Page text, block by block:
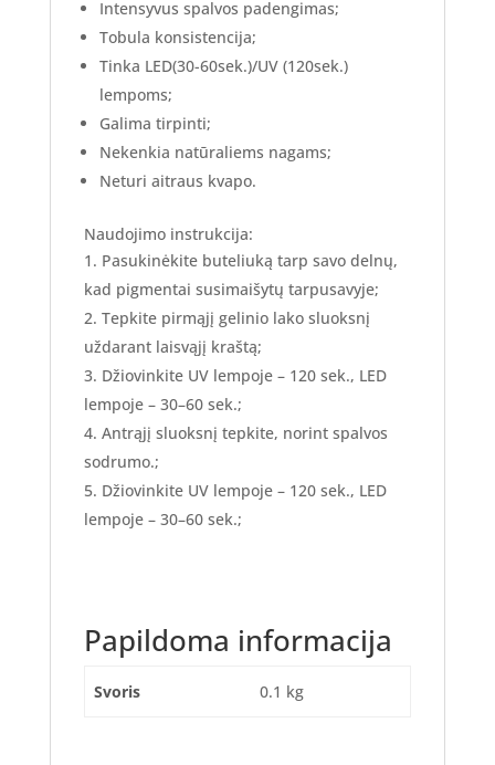
Intensyvus spalvos padengimas;
Tobula konsistencija;
Tinka LED(30-60sek.)/UV (120sek.)
lempoms;
Galima tirpinti;
Nekenkia natūraliems nagams;
Neturi aitraus kvapo.
Naudojimo instrukcija:
Pasukinėkite buteliuką tarp savo delnų,
kad pigmentai susimaišytų tarpusavyje;
Tepkite pirmąjį gelinio lako sluoksnį
uždarant laisvąjį kraštą;
Džiovinkite UV lempoje – 120 sek., LED
lempoje – 30–60 sek.;
Antrąjį sluoksnį tepkite, norint spalvos
sodrumo.;
Džiovinkite UV lempoje – 120 sek., LED
lempoje – 30–60 sek.;
Papildoma informacija
Svoris 0.1 kg